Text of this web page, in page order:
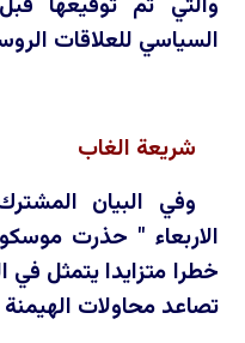
السياسي للعلاقات
شريعة الغاب
وفي البيان
الاربعاء " حذرت
خطرا متزايدا يتمثل في
تصاعد محاولات الهيمنة